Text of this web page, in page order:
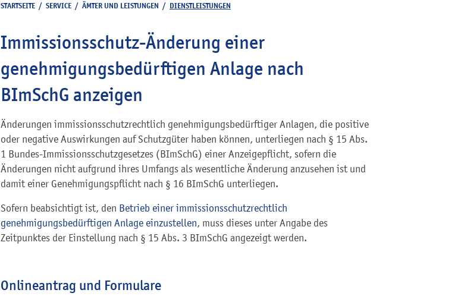
STARTSEITE / SERVICE / ÄMTER UND LEISTUNGEN / DIENSTLEISTUNGEN
Immissionsschutz-Änderung einer
genehmigungsbedürftigen Anlage nach
BImSchG anzeigen
Änderungen immissionsschutzrechtlich genehmigungsbedürftiger Anlagen, die positive
oder negative Auswirkungen auf Schutzgüter haben können, unterliegen nach § 15 Abs.
1 Bundes-Immissionsschutzgesetzes (BImSchG) einer Anzeigepflicht, sofern die
Änderungen nicht aufgrund ihres Umfangs als wesentliche Änderung anzusehen ist und
damit einer Genehmigungspflicht nach § 16 BImSchG unterliegen.
Sofern beabsichtigt ist, den Betrieb einer immissionsschutzrechtlich
genehmigungsbedürftigen Anlage einzustellen, muss dieses unter Angabe des
Zeitpunktes der Einstellung nach § 15 Abs. 3 BImSchG angezeigt werden.
Onlineantrag und Formulare